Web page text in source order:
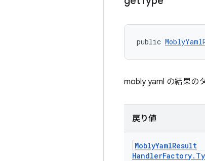
public
mobly yaml の結果の
戻り値
MoblyYamlResult
HandlerFactory.